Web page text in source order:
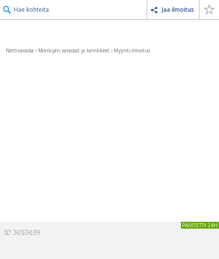
Hae kohteita Jaa ilmoitus
Nettivaraosa › Mönkijän varaosat ja tarvikkeet › Myynti-ilmoitus
PÄIVITETTY 24H
ID 3083639